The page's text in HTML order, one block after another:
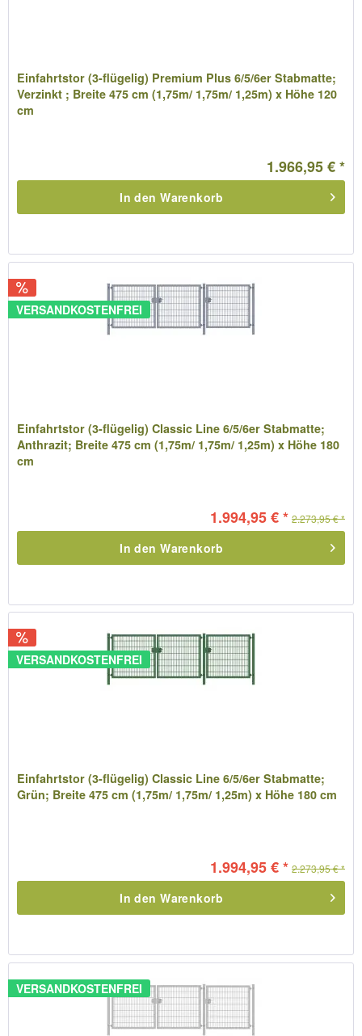
Einfahrtstor (3-flügelig) Premium Plus 6/5/6er Stabmatte;
Verzinkt ; Breite 475 cm (1,75m/ 1,75m/ 1,25m) x Höhe 120
cm
1.966,95 € *
In den Warenkorb
VERSANDKOSTENFREI
Einfahrtstor (3-flügelig) Classic Line 6/5/6er Stabmatte;
Anthrazit; Breite 475 cm (1,75m/ 1,75m/ 1,25m) x Höhe 180
cm
1.994,95 € * 2.273,95 € *
In den Warenkorb
VERSANDKOSTENFREI
Einfahrtstor (3-flügelig) Classic Line 6/5/6er Stabmatte;
Grün; Breite 475 cm (1,75m/ 1,75m/ 1,25m) x Höhe 180 cm
1.994,95 € * 2.273,95 € *
In den Warenkorb
VERSANDKOSTENFREI